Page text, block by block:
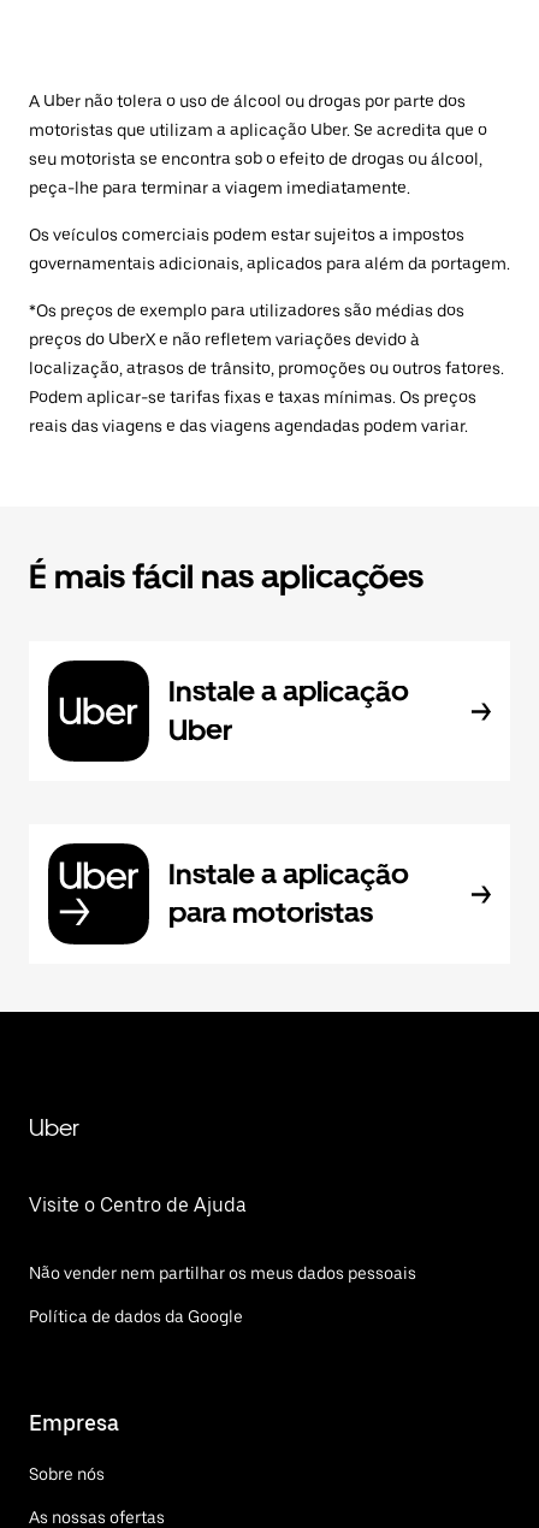
A Uber não tolera o uso de álcool ou drogas por parte dos
motoristas que utilizam a aplicação Uber. Se acredita que o
seu motorista se encontra sob o efeito de drogas ou álcool,
peça-lhe para terminar a viagem imediatamente.
Os veículos comerciais podem estar sujeitos a impostos
governamentais adicionais, aplicados para além da portagem.
*Os preços de exemplo para utilizadores são médias dos
preços do UberX e não refletem variações devido à
localização, atrasos de trânsito, promoções ou outros fatores.
Podem aplicar-se tarifas fixas e taxas mínimas. Os preços
reais das viagens e das viagens agendadas podem variar.
É mais fácil nas aplicações
Instale a aplicação
Uber
Instale a aplicação
para motoristas
Uber
Visite o Centro de Ajuda
Não vender nem partilhar os meus dados pessoais
Política de dados da Google
Empresa
Sobre nós
As nossas ofertas